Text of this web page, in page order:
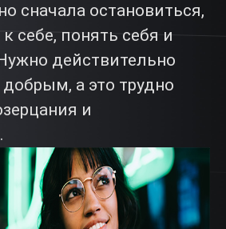
сначала остановиться,
себе, понять себя и
действительно
а это трудно
и